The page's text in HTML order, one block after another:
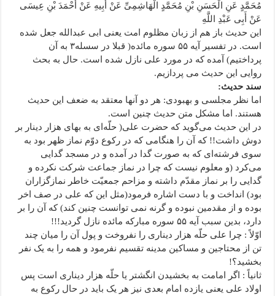
مُحَمَّدٍ عَنِ الْحَسَنِ بْنِ مُحَمَّدٍ الْهَاشِمِیِّ عَنْ أَبِیهِ عَنْ أَحْمَدَ بْنِ عِیسَى
عَنْ أَبِی عَبْدِ اللَّهِ
این حدیث باز هم از زبان مظلوم امت یعنی ابی عبدالله جعل شده
است. در تفسیر آیه ۵۵ سوره مائده( قبلا در سسله۳ به آن
پرداختیم) آمده که در مورد علی نازل شده است. حال به بحث
روایی این حدیث می پردازیم.
سند حدیث:
اما نظر مجلسی و بهبودی: هر دو آنها معتقد به ضعف این حدیث
هستند. اما مشکل متن حدیث چنین است.
در این حدیث می‌گوید که حضرت علی( حلّه‌ای به بهای هزار دینار بر
دوش داشت!! که آن را هنگامی که در رکوع دوّم نماز ظهر بود به
سوی فرشته‌ای که به صورت گدا در آمده و در مسجد گدایی
می‌کرد (و معلوم نیست که چرا در نماز جماعت شرکت نکرده و
گدایی را بر نماز مقدّم داشته و مزاحم جمعیّت خاطر نمازگزاران
بود) انداخت و با دست اشاره فرمود(مثل این که علی در صف اخر
بوده و از مقدمین نبوده و گرنه نمی توانست چنین کند) که آن را بر
دارد، بدین سبب آیه ۵۵ سوره مبارکه مائده نازل گردید!!!
اوّلاً : چرا علی حلّه هزار دیناری را نفروخت و پول آن را میان چند
تن از محتاجین و مساکین مدینه تقسیم نفرمود و همه را به یک نفر
بخشید؟!
ثانیاً : اگر امامت به بخشیدن انگشتر یا حلّه هزار دیناری است پس
اولاد علی یعنی یازده امام بعدی نیز هر یک باید در حال رکوع به